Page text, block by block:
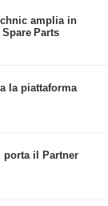
amplia in
Parts
la piattaforma
porta il Partner